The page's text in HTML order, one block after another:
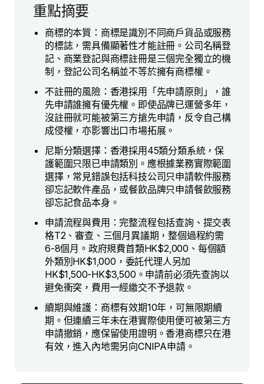
重點摘要
商標的本質：商標是識別不同商戶貨品或服務
的標誌，需具備顯著性才能註冊。公司名稱登
記、商業登記與商標註冊是三個完全獨立的機
制，登記公司名稱並不等於擁有商標權。
不註冊的風險：香港採用「先申請原則」，誰
先申請誰擁有優先權。即使品牌已運營多年，
沒註冊就可能被第三方搶先申請，反令自己構
成侵權，亦影響出口市場拓展。
尼斯分類選擇：香港採用45類分類系統，保
護範圍只限已申請類別。應根據業務實際範圍
選擇，常見錯誤包括科技公司只申請軟件服務
卻忘記軟件產品，或餐飲品牌只申請餐飲服務
卻忘記食品本身。
申請流程與費用：完整流程包括查詢、提交表
格T2、審查、三個月異議期，整個過程約需
6-8個月。政府規費首類HK$2,000、每個額
外類別HK$1,000，委託代理人另加
HK$1,500-HK$3,500。申請前必須先查詢以
避免衝突，費用一經繳交不予退款。
續期與維護：商標有效期10年，可無限期續
期。但連續三年未在港實際使用便可被第三方
申請撤銷，應保留使用證明。香港商標只在港
有效，進入內地需另向CNIPA申請。